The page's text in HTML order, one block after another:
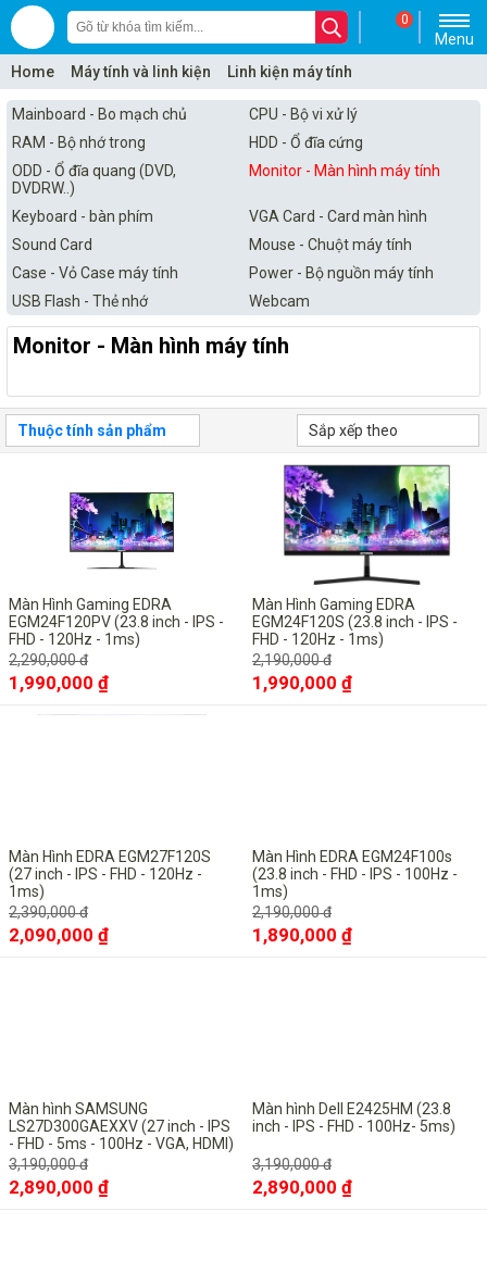
Menu
0
Home Máy tính và linh kiện
Linh kiện máy tính
Monitor - Màn hình máy tính
Mainboard - Bo mạch chủ
CPU - Bộ vi xử lý
RAM - Bộ nhớ trong
HDD - Ổ đĩa cứng
ODD - Ổ đĩa quang (DVD,
DVDRW..)
Monitor - Màn hình máy tính
Keyboard - bàn phím
VGA Card - Card màn hình
Sound Card
Mouse - Chuột máy tính
Case - Vỏ Case máy tính
Power - Bộ nguồn máy tính
USB Flash - Thẻ nhớ
Webcam
Monitor - Màn hình máy tính
Sắp xếp theo
Thuộc tính sản phẩm
Màn Hình Gaming EDRA
EGM24F120PV (23.8 inch - IPS -
FHD - 120Hz - 1ms)
2,290,000 đ
1,990,000 ₫
Màn Hình Gaming EDRA
EGM24F120S (23.8 inch - IPS -
FHD - 120Hz - 1ms)
2,190,000 đ
1,990,000 ₫
-9%
Màn Hình EDRA EGM27F120S
(27 inch - IPS - FHD - 120Hz -
1ms)
2,390,000 đ
2,090,000 ₫
Màn Hình EDRA EGM24F100s
(23.8 inch - FHD - IPS - 100Hz -
1ms)
2,190,000 đ
1,890,000 ₫
Màn hình SAMSUNG
LS27D300GAEXXV (27 inch - IPS
- FHD - 5ms - 100Hz - VGA, HDMI)
3,190,000 đ
2,890,000 ₫
Màn hình Dell E2425HM (23.8
inch - IPS - FHD - 100Hz- 5ms)
3,190,000 đ
2,890,000 ₫